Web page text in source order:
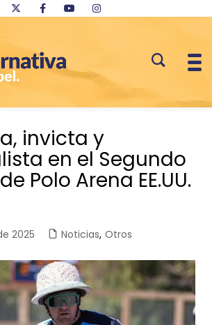
invicta y
en el Segundo
Polo Arena EE.UU.
2025 Noticias, Otros